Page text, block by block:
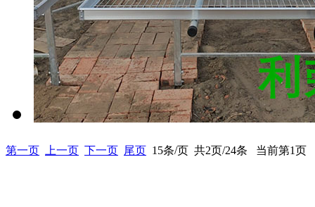
第一页 上一页 下一页 尾页 15条/页 共2页/24条 当前第1页